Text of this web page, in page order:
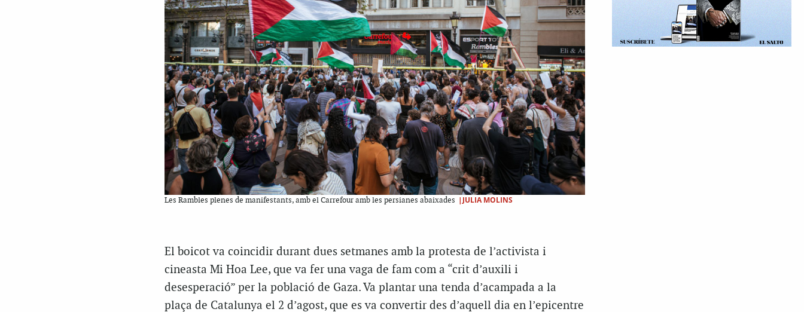
Les Rambles plenes de manifestants, amb el Carrefour amb les persianes abaixades |JULIA MOLINS
El boicot va coincidir durant dues setmanes amb la protesta de l’activista i
cineasta Mi Hoa Lee, que va fer una vaga de fam com a “crit d’auxili i
desesperació” per la població de Gaza. Va plantar una tenda d’acampada a la
plaça de Catalunya el 2 d’agost, que es va convertir des d’aquell dia en l’epicentre